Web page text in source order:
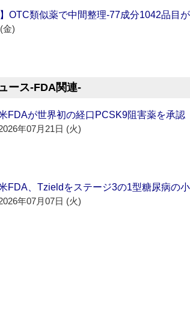
OTC類似薬で中間整理‐77成分1042品目
金)
ース‐FDA関連‐
FDAが世界初の経口PCSK9阻害薬を承認
年07月21日 (火)
FDA、Tzieldをステージ3の1型糖尿病の
年07月07日 (火)